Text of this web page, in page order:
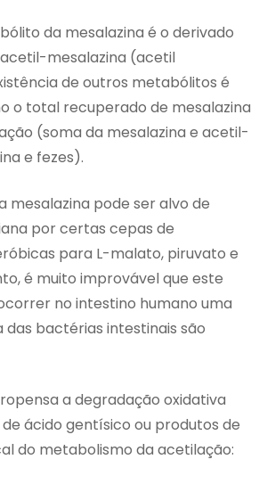
da mesalazina é o derivado
mesalazina (acetil
de outros metabólitos é
o total recuperado de mesalazina
(soma da mesalazina e acetil-
e fezes).
mesalazina pode ser alvo de
por certas cepas de
para L-malato, piruvato e
é muito improvável que este
no intestino humano uma
das bactérias intestinais são
a degradação oxidativa
ácido gentísico ou produtos de
do metabolismo da acetilação: